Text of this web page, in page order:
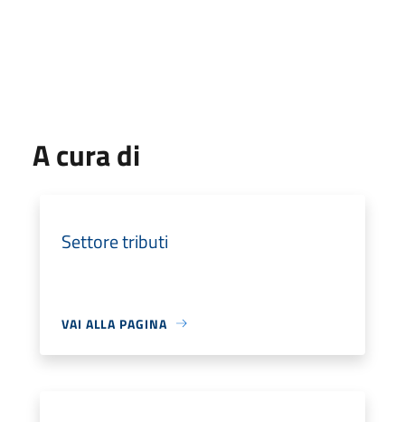
A cura di
Settore tributi
VAI ALLA PAGINA